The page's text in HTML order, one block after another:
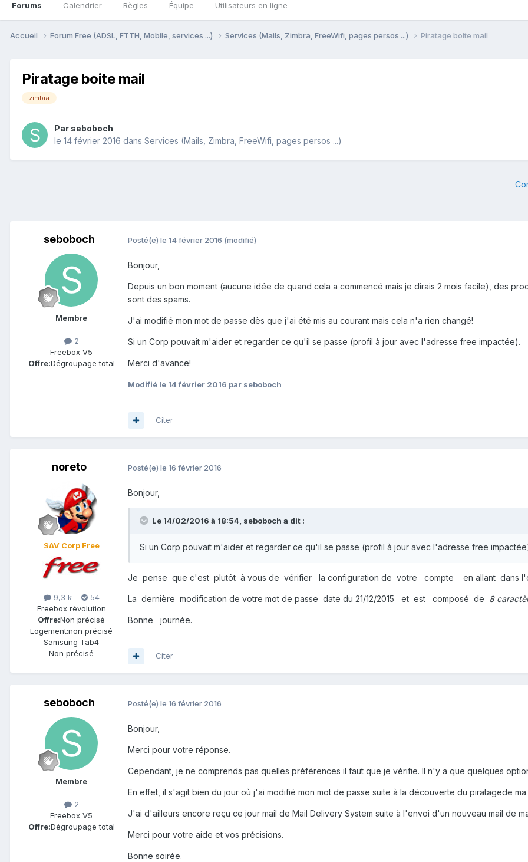
Forums Calendrier Règles Équipe Utilisateurs en ligne
Accueil Forum Free (ADSL, FTTH, Mobile, services ...) Services (Mails, Zimbra, FreeWifi, pages persos ...) Piratage boite mail
Piratage boite mail
zimbra
Par seboboch
le 14 février 2016 dans Services (Mails, Zimbra, FreeWifi, pages persos ...)
seboboch
Membre
2
Freebox V5
Offre:Dégroupage total
Posté(e) le 14 février 2016 (modifié)
Bonjour,
Depuis un bon moment (aucune idée de quand cela a commencé mais je dirais 2 mois facile), des
sont des spams.
J'ai modifié mon mot de passe dès que j'ai été mis au courant mais cela n'a rien changé!
Si un Corp pouvait m'aider et regarder ce qu'il se passe (profil à jour avec l'adresse free impactée).
Merci d'avance!
Modifié le 14 février 2016 par seboboch
Citer
noreto
SAV Corp Free
9,3 k
54
Freebox révolution
Offre:Non précisé
Logement:non précisé
Samsung Tab4
Non précisé
Posté(e) le 16 février 2016
Bonjour,
Le 14/02/2016 à 18:54, seboboch a dit :
Si un Corp pouvait m'aider et regarder ce qu'il se passe (profil à jour avec l'adresse free
Je pense que c'est plutôt à vous de vérifier la configuration de votre compte en allant dans
La dernière modification de votre mot de passe date du 21/12/2015 et est composé de 8
Bonne journée.
Citer
seboboch
Membre
2
Freebox V5
Offre:Dégroupage total
Posté(e) le 16 février 2016
Bonjour,
Merci pour votre réponse.
Cependant, je ne comprends pas quelles préférences il faut que je vérifie. Il n'y a que quelques
En effet, il s'agit bien du jour où j'ai modifié mon mot de passe suite à la découverte du piratagede ma
J'ai d'ailleurs encore reçu ce jour mail de Mail Delivery System suite à l'envoi d'un nouveau mail de
Merci pour votre aide et vos précisions.
Bonne soirée.